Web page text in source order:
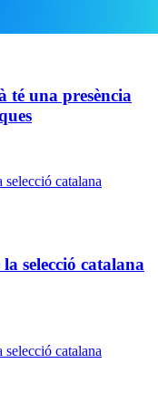
una presència
selecció catalana